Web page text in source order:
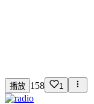
播放 158 1